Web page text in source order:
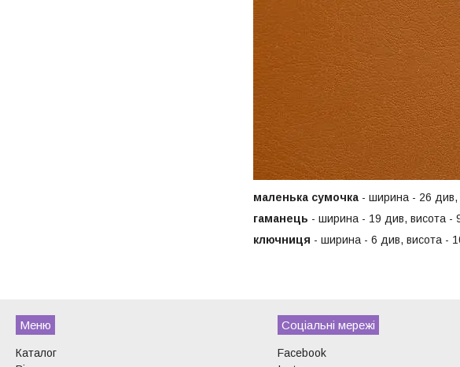
маленька сумочка - ширина - 26
гаманець - ширина - 19 див, висота -
ключниця - ширина - 6 див, висота -
Меню
Каталог
Соціальні мережі
Facebook